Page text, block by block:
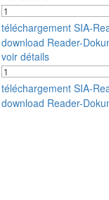
téléchargement SIA-
download Reader-
voir détails
téléchargement SIA-
download Reader-